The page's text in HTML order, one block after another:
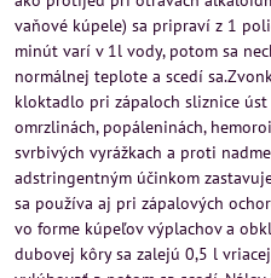
vaňové kúpele) sa pripraví z 1
minút varí v 1l vody, potom sa
normálnej teplote a scedí
kloktadlo pri zápaloch sliznice
omrzlinách, popáleninách,
svrbivých vyrážkach a proti
adstringentným účinkom
sa používa aj pri zápalových
vo forme kúpeľov výplachov a
dubovej kôry sa zalejú 0,5 l